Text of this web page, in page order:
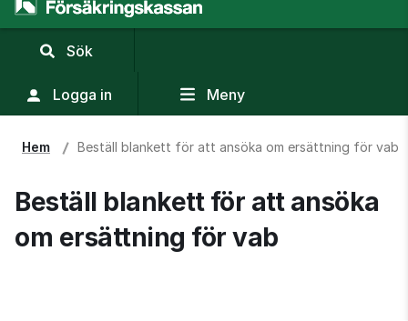
Sök
sökfält
Logga in Meny
Hem Beställ blankett för att ansöka om ersättning för vab
Beställ blankett för att ansöka
om ersättning för vab